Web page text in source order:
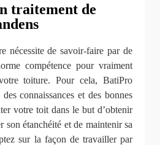
traitement de
nécessite de savoir-faire par de
compétence pour vraiment
toiture. Pour cela, BatiPro
connaissances et des bonnes
votre toit dans le but d’obtenir
son étanchéité et de maintenir sa
sur la façon de travailler par